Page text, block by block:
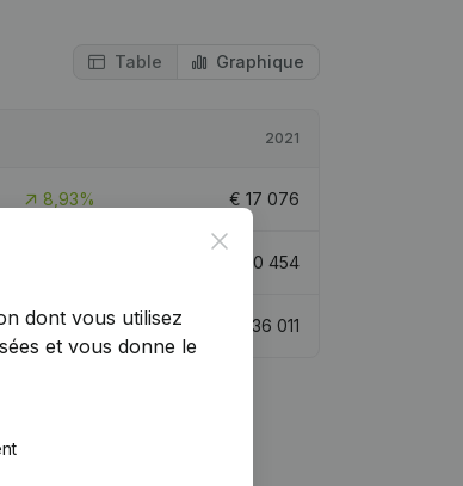
Table Graphique
2021
8,93% € 17 076
30 454
-38,32% 36 011
Close
dont vous utilisez
et vous donne le